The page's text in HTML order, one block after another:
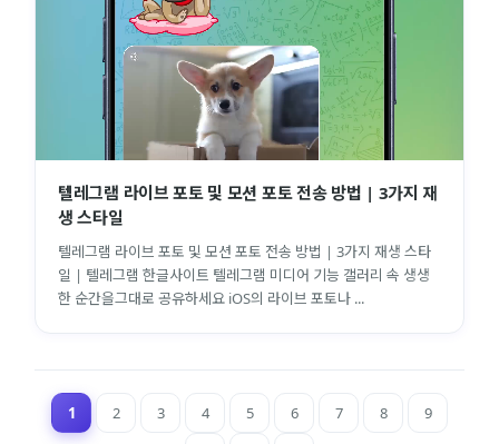
텔레그램 라이브 포토 및 모션 포토 전송 방법 | 3가지 재
생 스타일
텔레그램 라이브 포토 및 모션 포토 전송 방법 | 3가지 재생 스타
일 | 텔레그램 한글사이트 텔레그램 미디어 기능 갤러리 속 생생
한 순간을그대로 공유하세요 iOS의 라이브 포토나 ...
1 2 3 4 5 6 7 8
9